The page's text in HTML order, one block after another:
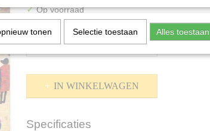
✓Op voorraad
Aantal
IN WINKELWAGEN
Specificaties
tonen Selectie toestaan Alles toestaan